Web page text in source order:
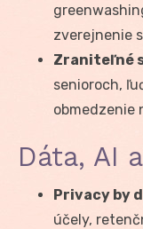
zverejnenie
Zraniteľné
senioroch,
obmedzenie
Dáta, AI
Privacy by
účely,